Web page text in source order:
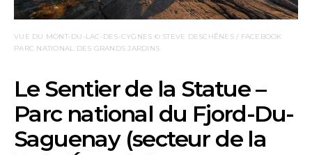
VUE DU MONT-DU-LAC-DES-CYGNES © STEVE DESCHÊNES / FACEBOOK
PARC NATIONAL DES GRANDS JARDINS
Le Sentier de la Statue –
Parc national du Fjord-Du-
Saguenay (secteur de la